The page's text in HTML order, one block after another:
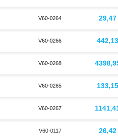
V60-0264 29,47
V60-0266 442,13
V60-0268
V60-0265 133,15
V60-0267
V60-0117 26,42